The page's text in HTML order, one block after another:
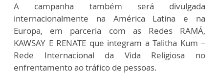
A campanha também será divulgada
internacionalmente na América Latina e na
Europa, em parceria com as Redes RAMÁ,
KAWSAY E RENATE que integram a Talitha Kum –
Rede Internacional da Vida Religiosa no
enfrentamento ao tráfico de pessoas.